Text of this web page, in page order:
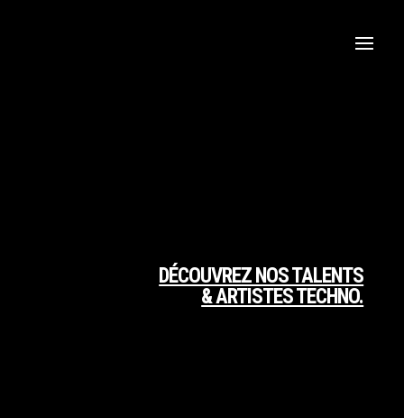
DÉCOUVREZ NOS TALENTS
& ARTISTES TECHNO.